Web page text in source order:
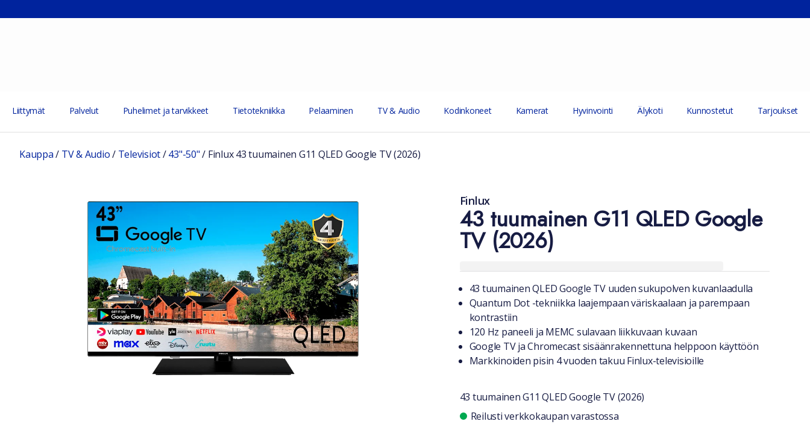
Liittymät Palvelut Puhelimet ja tarvikkeet Tietotekniikka Pelaaminen TV & Audio Kodinkoneet Kamerat Hyvinvointi Älykoti Kunnostetut Tarjoukset
Kauppa/ TV & Audio/ Televisiot/43"-50"/ Finlux 43 tuumainen G11 QLED Google TV (2026)
Finlux
43 tuumainen G11 QLED Google
TV (2026)
Tuotteesta lyhyesti
43 tuumainen QLED Google TV uuden sukupolven kuvanlaadulla
Quantum Dot -tekniikka laajempaan väriskaalaan ja parempaan
kontrastiin
120 Hz paneeli ja MEMC sulavaan liikkuvaan kuvaan
Google TV ja Chromecast sisäänrakennettuna helppoon käyttöön
Markkinoiden pisin 4 vuoden takuu Finlux-televisioille
43 tuumainen G11 QLED Google TV (2026)
Saatavuustiedot
Reilusti verkkokaupan varastossa